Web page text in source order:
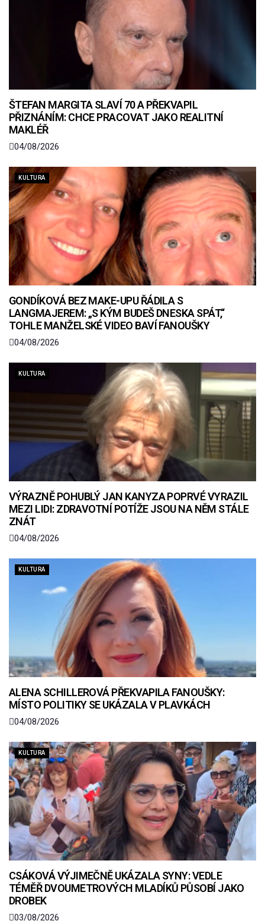
ŠTEFAN MARGITA SLAVÍ 70 A PŘEKVAPIL
PŘIZNÁNÍM: CHCE PRACOVAT JAKO REALITNÍ
MAKLÉŘ
04/08/2026
KULTURA
GONDÍKOVÁ BEZ MAKE-UPU ŘÁDILA S
LANGMAJEREM: „S KÝM BUDEŠ DNESKA SPÁT,“
TOHLE MANŽELSKÉ VIDEO BAVÍ FANOUŠKY
04/08/2026
KULTURA
VÝRAZNĚ POHUBLÝ JAN KANYZA POPRVÉ VYRAZIL
MEZI LIDI: ZDRAVOTNÍ POTÍŽE JSOU NA NĚM STÁLE
ZNÁT
04/08/2026
KULTURA
ALENA SCHILLEROVÁ PŘEKVAPILA FANOUŠKY:
MÍSTO POLITIKY SE UKÁZALA V PLAVKÁCH
04/08/2026
KULTURA
CSÁKOVÁ VÝJIMEČNĚ UKÁZALA SYNY: VEDLE
TÉMĚŘ DVOUMETROVÝCH MLADÍKŮ PŮSOBÍ JAKO
DROBEK
03/08/2026